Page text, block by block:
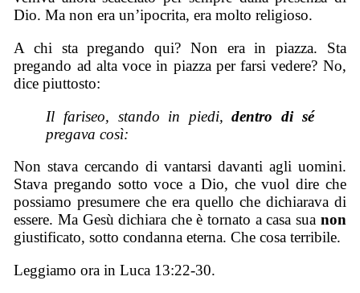
Dio. Ma non era un’ipocrita, era molto religioso.
A chi sta pregando qui? Non era in piazza. Sta
pregando ad alta voce in piazza per farsi vedere? No,
dice piuttosto:
Il fariseo, stando in piedi,dentro di sé
pregava così:
Non stava cercando di vantarsi davanti agli uomini.
Stava pregando sotto voce a Dio, che vuol dire che
possiamo presumere che era quello che dichiarava di
essere. Ma Gesù dichiara che è tornato a casa sua non
giustificato, sotto condanna eterna. Che cosa terribile.
Leggiamo ora in Luca 13:22-30.